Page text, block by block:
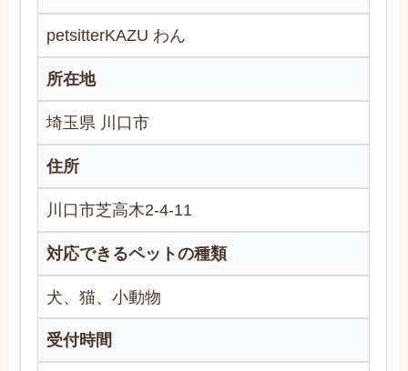
petsitterKAZU わん
所在地
埼玉県 川口市
住所
川口市芝高木2-4-11
対応できるペットの種類
犬、猫、小動物
受付時間